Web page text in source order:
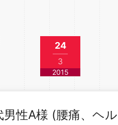
24
3
2015
性A様 (腰痛、ヘ